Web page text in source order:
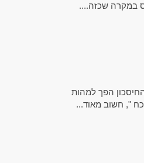
במקרה שכזה....
הפך למהות
", חשוב מאוד...